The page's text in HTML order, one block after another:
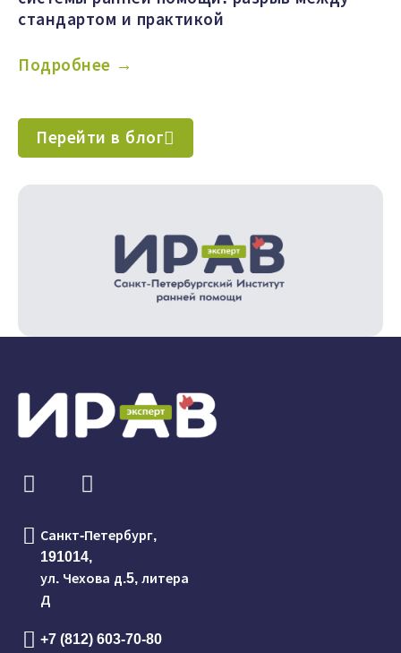
стандартом и практикой
Подробнее →
Перейти в блог
Санкт-Петербург,
191014,
ул. Чехова д.5, литера
Д
+7 (812) 603-70-80